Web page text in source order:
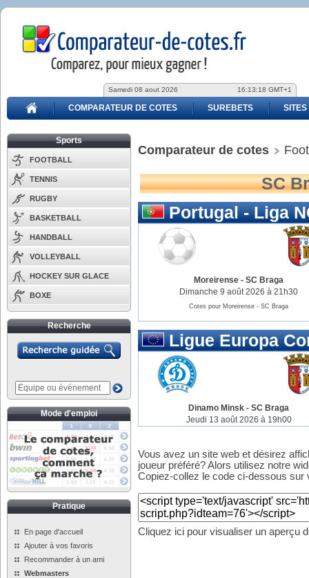
Samedi 08 aout 2026 16:13:18 GMT+1
COMPARATEUR DE COTES SUREBETS SITES
Sports
FOOTBALL
TENNIS
RUGBY
BASKETBALL
HANDBALL
VOLLEYBALL
HOCKEY SUR GLACE
BOXE
Recherche
Mode d'emploi
Pratique
En page d'accueil
Ajouter à vos favoris
Recommander à un ami
Webmasters
Comparateur de cotes
SC
Portugal - Liga
Moreirense - SC Braga
Dimanche 9 août 2026 à 21h30
Cotes pour Moreirense - SC Braga
Ligue Europa
Dinamo Minsk - SC Braga
Jeudi 13 août 2026 à 19h00
Vous avez un site web et désirez
joueur préféré? Alors utilisez notre
Copiez-collez le code ci-dessous
Cliquez ici pour visualiser un aperçu